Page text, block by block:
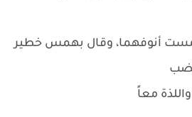
أنوفهما، وقال بهمس خطير
معاً